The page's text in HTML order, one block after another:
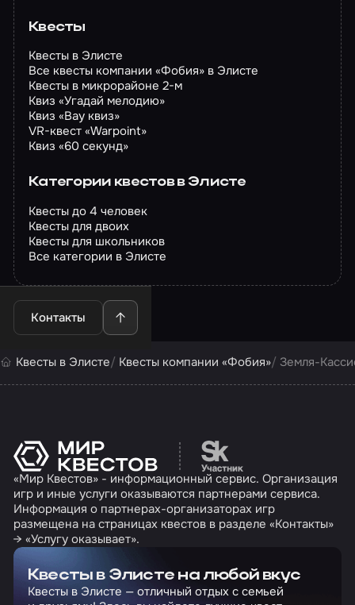
Квесты
Квесты в Элисте
Все квесты компании «Фобия» в Элисте
Квесты в микрорайоне 2-м
Квиз «Угадай мелодию»
Квиз «Вау квиз»
VR-квест «Warpoint»
Квиз «60 секунд»
Категории квестов в Элисте
Квесты до 4 человек
Квесты для двоих
Квесты для школьников
Все категории в Элисте
Контакты
Квесты в Элисте Квесты компании «Фобия» Земля-
Перейти на сайт
«Мир Квестов» - информационный сервис. Организация
игр и иные услуги оказываются партнерами сервиса.
Информация о партнерах-организаторах игр
размещена на страницах квестов в разделе «Контакты»
→ «Услугу оказывает».
Квесты в Элисте на любой вкус
Квесты в Элисте — отличный отдых с семьей